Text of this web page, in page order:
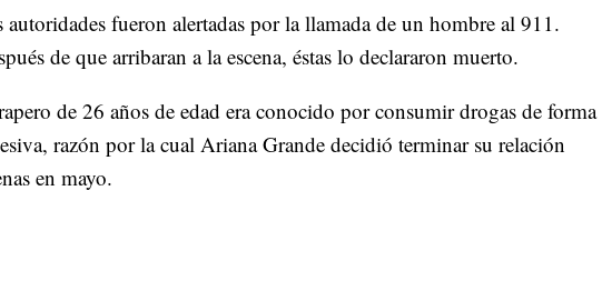
autoridades fueron alertadas por la llamada de un hombre al 911.
de que arribaran a la escena, éstas lo declararon muerto.
de 26 años de edad era conocido por consumir drogas de forma
razón por la cual Ariana Grande decidió terminar su relación
en mayo.